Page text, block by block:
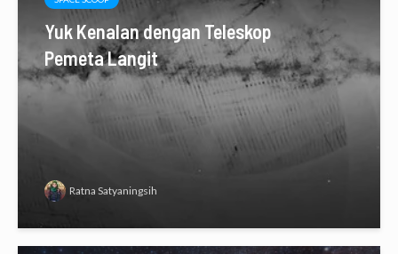
Yuk Kenalan dengan Teleskop
Pemeta Langit
Ratna Satyaningsih